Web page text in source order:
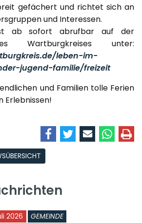
gefächert und richtet sich an
und Interessen.
ab sofort abrufbar auf der
Wartburgkreises unter:
leben-im-
jugend-familie/freizeit
und Familien tolle Ferien
Erlebnissen!
2026 GEMEINDE